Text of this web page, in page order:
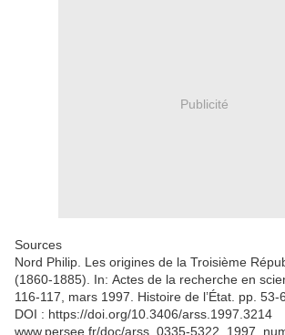
Publicité
Sources
Nord Philip. Les origines de la Troisième
(1860-1885). In: Actes de la recherche en
116-117, mars 1997. Histoire de l’État. pp. 53-
DOI : https://doi.org/10.3406/arss.1997.3214
www.persee.fr/doc/arss_0335-